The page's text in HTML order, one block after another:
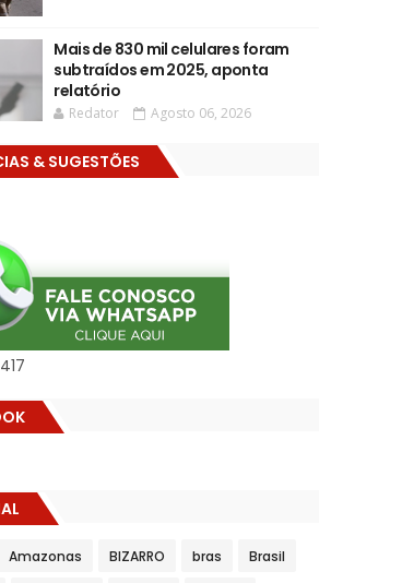
Mais de 830 mil celulares foram
subtraídos em 2025, aponta
relatório
Redator Agosto 06, 2026
& SUGESTÕES
Amazonas BIZARRO bras Brasil